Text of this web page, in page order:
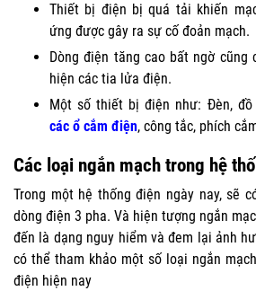
Thiết bị điện bị quá tải khiến
ứng được gây ra sự cố đoản mạch.
Dòng điện tăng cao bất ngờ cũng
hiện các tia lửa điện.
Một số thiết bị điện như: Đèn,
các ổ cắm điện, công tắc, phích
Các loại ngắn mạch trong hệ
Trong một hệ thống điện ngày nay, sẽ
dòng điện 3 pha. Và hiện tượng ngắn
đến là dạng nguy hiểm và đem lại ảnh
có thể tham khảo một số loại ngắn
điện hiện nay